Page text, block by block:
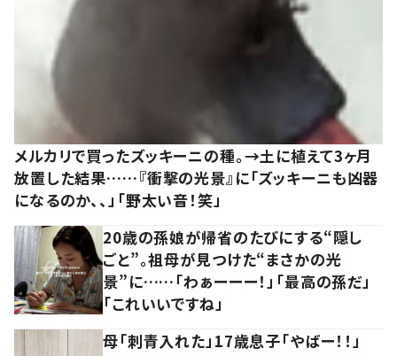
メルカリで買ったズッキーニの種。→土に植えて3ヶ月
放置した結果……『衝撃の光景』に「ズッキーニも凶器
になるのか、、」「野太い音！笑」
20歳の孫娘が帰省のたびにする“隠し
ごと”。祖母が見つけた“まさかの光
景”に……「わぁーーー！」「最高の孫だ」
「これいいですね」
母「刺青入れた」17歳息子「やばー！！」